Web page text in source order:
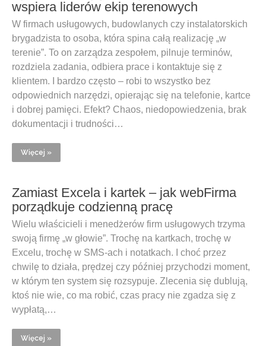
wspiera liderów ekip terenowych
W firmach usługowych, budowlanych czy instalatorskich
brygadzista to osoba, która spina całą realizację „w
terenie”. To on zarządza zespołem, pilnuje terminów,
rozdziela zadania, odbiera prace i kontaktuje się z
klientem. I bardzo często – robi to wszystko bez
odpowiednich narzędzi, opierając się na telefonie, kartce
i dobrej pamięci. Efekt? Chaos, niedopowiedzenia, brak
dokumentacji i trudności…
Więcej »
Zamiast Excela i kartek – jak webFirma
porządkuje codzienną pracę
Wielu właścicieli i menedżerów firm usługowych trzyma
swoją firmę „w głowie”. Trochę na kartkach, trochę w
Excelu, trochę w SMS-ach i notatkach. I choć przez
chwilę to działa, prędzej czy później przychodzi moment,
w którym ten system się rozsypuje. Zlecenia się dublują,
ktoś nie wie, co ma robić, czas pracy nie zgadza się z
wypłatą,…
Więcej »